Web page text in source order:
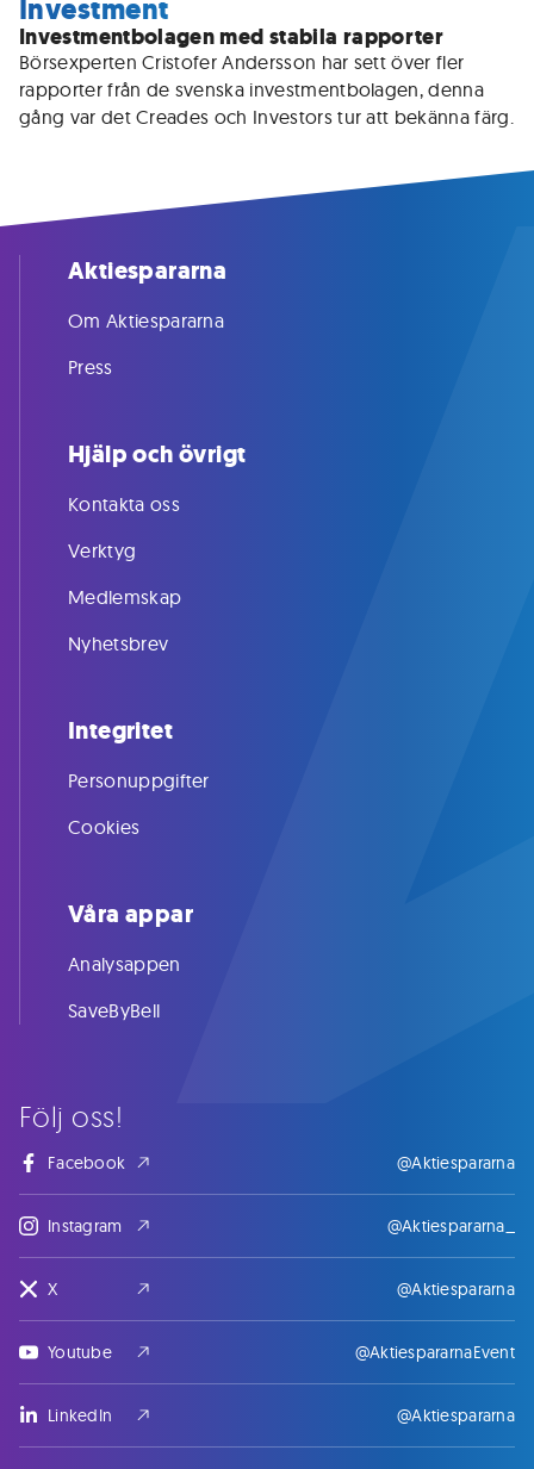
Investment
Investmentbolagen med stabila rapporter
Börsexperten Cristofer Andersson har sett över fler
rapporter från de svenska investmentbolagen, denna
gång var det Creades och Investors tur att bekänna färg.
Följ oss!
Facebook @Aktiespararna
Instagram @Aktiespararna_
X @Aktiespararna
Youtube @AktiespararnaEvent
LinkedIn @Aktiespararna
Aktiespararna
Om Aktiespararna
Press
Hjälp och övrigt
Kontakta oss
Verktyg
Medlemskap
Nyhetsbrev
Integritet
Personuppgifter
Cookies
Våra appar
Analysappen
SaveByBell